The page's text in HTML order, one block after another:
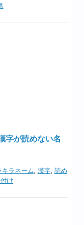
字が読めない名
キラネーム, 漢字, 読め
け